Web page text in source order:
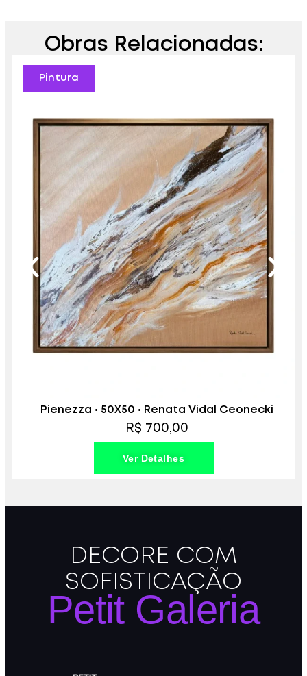
Obras Relacionadas:
Pintura
Pienezza • 50X50 • Renata Vidal Ceonecki
R$ 700,00
Ver Detalhes
DECORE COM
SOFISTICAÇÃO
Petit Galeria